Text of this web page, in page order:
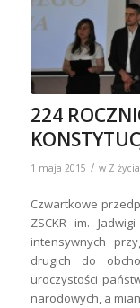
224
1 maja 2015 / w Z
Czwartkowe
ZSCKR im.
intensywnych
drugich do
uroczystości
narodowych, a